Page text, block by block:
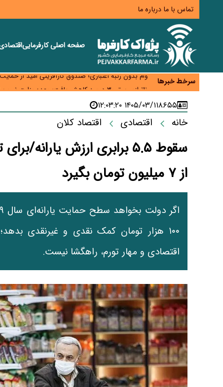
تماس با ما درباره ما
صفحه اصلیکارفرمایی
سرخط خبرها
ترمیم مزد در راه است؟ تأکید بر افزایش مزد پایه و
ناترازی برق ۳۰ درصد کاهش یافت؛ وعده وزارت نیرو برای رفع محدودیت صنایع
مطالبه کارگران جنوب برای پرداخت «حق جنگ»؛ از نفت
۸۶۵۵۱۴۰۵/۰۳/۱۱ ۱۲:۰۳:۲۰
خانه اقتصادی اقتصاد کلان
از ۷ میلیون تومان بگیرد
۱۰۰ هزار تومان کمک نقدی و غیرنقدی
اقتصادی و مهار تورم، راهگشا نیست.